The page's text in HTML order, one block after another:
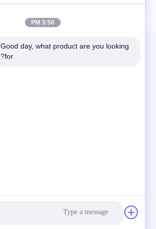
(Based on the configuration quote, contact
system:air +water+TEC semiconductor
condenser Water ...
©2024- Weifang KM Electronics Co., Ltd.. جميع الحقوق محفوظة
3:50 PM
Good day, what product are you looking
for?